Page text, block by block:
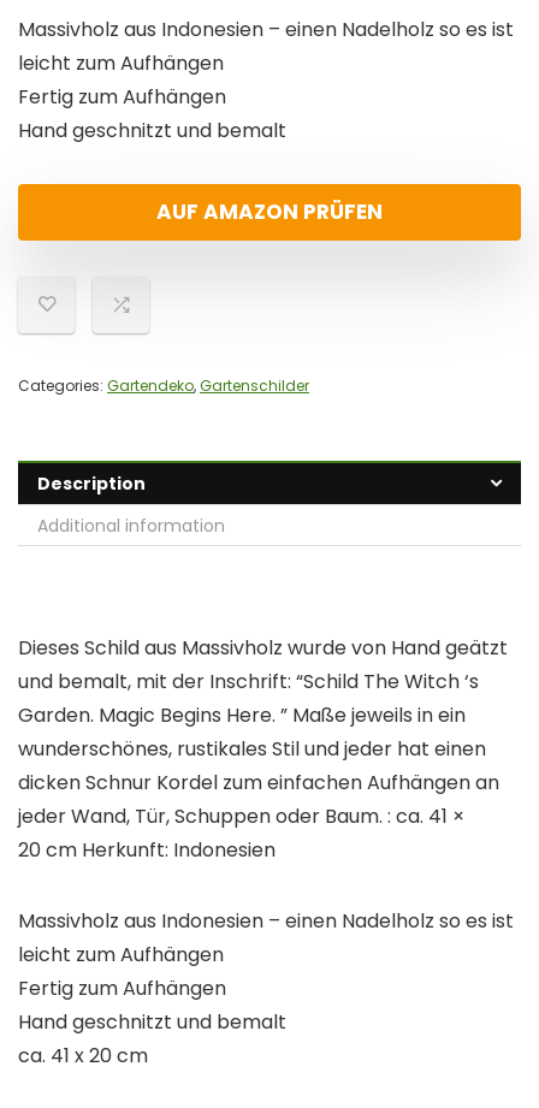
Massivholz aus Indonesien – einen Nadelholz so es ist
leicht zum Aufhängen
Fertig zum Aufhängen
Hand geschnitzt und bemalt
AUF AMAZON PRÜFEN
Categories: Gartendeko,Gartenschilder
Description
Additional information
Dieses Schild aus Massivholz wurde von Hand geätzt
und bemalt, mit der Inschrift: “Schild The Witch ‘s
Garden. Magic Begins Here. ” Maße jeweils in ein
wunderschönes, rustikales Stil und jeder hat einen
dicken Schnur Kordel zum einfachen Aufhängen an
jeder Wand, Tür, Schuppen oder Baum. : ca. 41 ×
20 cm Herkunft: Indonesien
Massivholz aus Indonesien – einen Nadelholz so es ist
leicht zum Aufhängen
Fertig zum Aufhängen
Hand geschnitzt und bemalt
ca. 41 x 20 cm